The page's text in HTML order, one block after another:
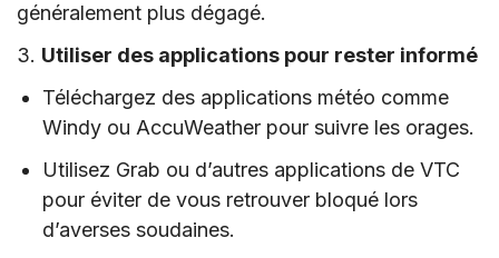
généralement plus dégagé.
3. Utiliser des applications pour rester informé
Téléchargez des applications météo comme
Windy ou AccuWeather pour suivre les orages.
Utilisez Grab ou d’autres applications de VTC
pour éviter de vous retrouver bloqué lors
d’averses soudaines.